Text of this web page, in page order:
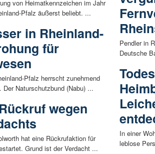
von Heimatkennzeichen im Jahr
Pfalz äußerst beliebt. ...
in Rheinland-
für
Pfalz herrscht zunehmend
Naturschutzbund (Nabu) ...
wegen
hat eine Rückrufaktion für
Grund ist der Verdacht ...
Pendler in
Deutsche
In einer
leblose